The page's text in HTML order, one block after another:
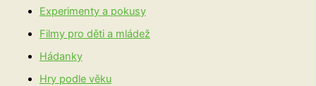
Experimenty a pokusy
Filmy pro děti a mládež
Hádanky
Hry podle věku